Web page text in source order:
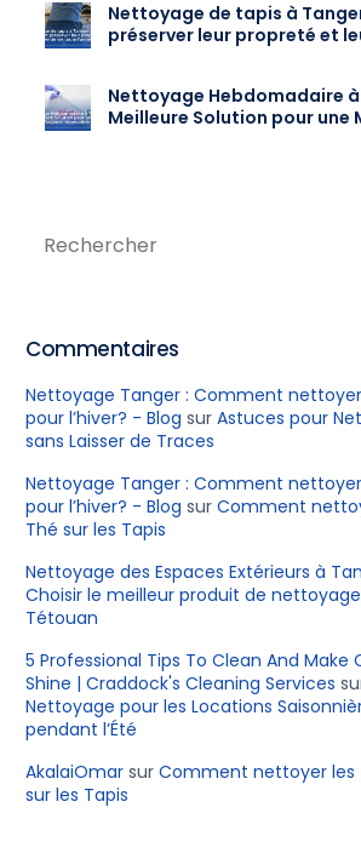
Nettoyage de tapis à
préserver leur propreté et
Nettoyage Hebdomadaire à
Meilleure Solution pour une
Commentaires
Nettoyage Tanger : Comment
pour l’hiver? - Blog surAstuces pour
sans Laisser de Traces
Nettoyage Tanger : Comment
pour l’hiver? - Blog surComment
Thé sur les Tapis
Nettoyage des Espaces Extérieurs à
Choisir le meilleur produit de
Tétouan
5 Professional Tips To Clean And Make
Shine | Craddock's Cleaning Services
Nettoyage pour les Locations
pendant l’Été
AkalaiOmar surComment nettoyer les
sur les Tapis